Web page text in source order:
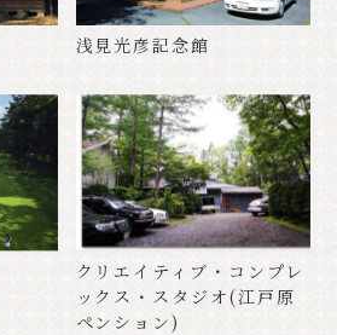
し込み
お申し込み
お問い合わせ
ー
浅見光彦記念館
クリエイティブ・コンプレ
ックス・スタジオ(江戸原
ペンション)